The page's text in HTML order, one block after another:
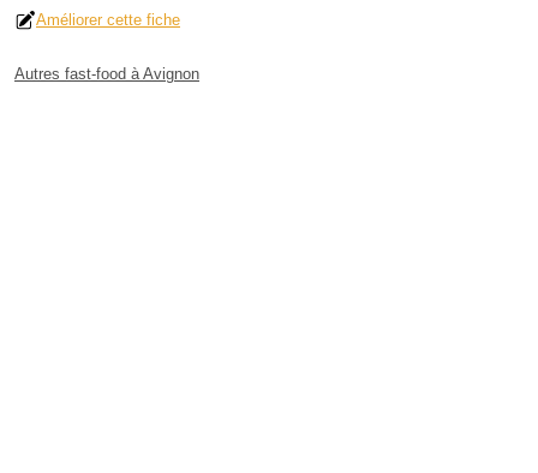
Améliorer cette fiche
Autres fast-food à Avignon